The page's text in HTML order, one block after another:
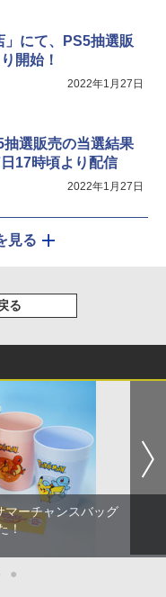
」にて、PS5抽選販
開始！
2022年1月27日
抽選販売の当選結果
17時頃より配信
2022年1月27日
見る
る
マーチャンスバッグ
！
●